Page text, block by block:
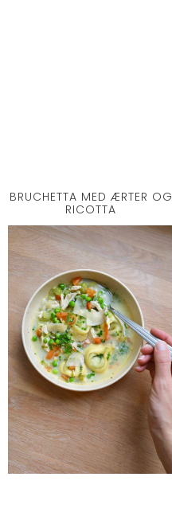
BRUCHETTA MED ÆRTER OG
RICOTTA